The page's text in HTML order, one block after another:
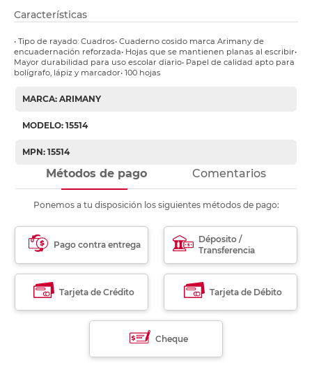
Características
• Tipo de rayado: Cuadros• Cuaderno cosido marca Arimany de
encuadernación reforzada• Hojas que se mantienen planas al escribir•
Mayor durabilidad para uso escolar diario• Papel de calidad apto para
bolígrafo, lápiz y marcador• 100 hojas
MARCA: ARIMANY
MODELO: 15514
MPN: 15514
Métodos de pago Comentarios
Ponemos a tu disposición los siguientes métodos de pago:
Pago contra entrega
Déposito /
Transferencia
Tarjeta de Crédito Tarjeta de Débito
Cheque